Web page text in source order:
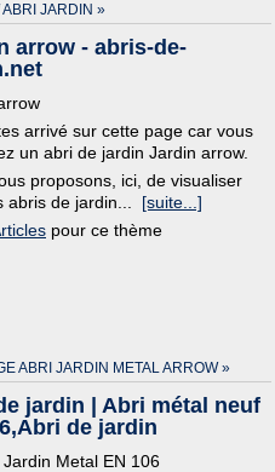
JARDIN »
arrow - abris-de-
arrivé sur cette page car vous
un abri de jardin Jardin arrow.
proposons, ici, de visualiser
abris de jardin... [suite...]
pour ce thème
ABRI JARDIN METAL ARROW »
jardin | Abri métal neuf
de jardin
Metal EN 106